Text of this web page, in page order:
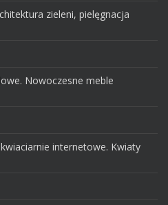
zieleni, pielęgnacja
Nowoczesne meble
internetowe. Kwiaty